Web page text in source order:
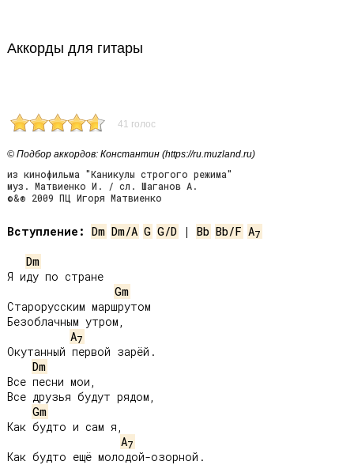
Аккорды для гитары
41 голос
© Подбор аккордов: Константин (https://ru.muzland.ru)
из кинофильма "Каникулы строгого режима"
муз. Матвиенко И. / сл. Шаганов А.
©&® 2009 ПЦ Игоря Матвиенко
Вступление: Dm Dm/A G G/D | Bb Bb/F A7
Dm
Я иду по стране
Gm
Старорусским маршрутом
Безоблачным утром,
A7
Окутанный первой зарёй.
Dm
Все песни мои,
Все друзья будут рядом,
Gm
Как будто и сам я,
A7
Как будто ещё молодой-озорной.